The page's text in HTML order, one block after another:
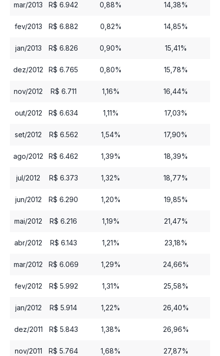
mar/2013 R$ 6.942 0,88% 14,38%
fev/2013 R$ 6.882 0,82% 14,85%
jan/2013 R$ 6.826 0,90% 15,41%
dez/2012 R$ 6.765 0,80% 15,78%
nov/2012 R$ 6.711 1,16% 16,44%
out/2012 R$ 6.634 1,11% 17,03%
set/2012 R$ 6.562 1,54% 17,90%
ago/2012 R$ 6.462 1,39% 18,39%
jul/2012 R$ 6.373 1,32% 18,77%
jun/2012 R$ 6.290 1,20% 19,85%
mai/2012 R$ 6.216 1,19% 21,47%
abr/2012 R$ 6.143 1,21% 23,18%
mar/2012 R$ 6.069 1,29% 24,66%
fev/2012 R$ 5.992 1,31% 25,58%
jan/2012 R$ 5.914 1,22% 26,40%
dez/2011 R$ 5.843 1,38% 26,96%
nov/2011 R$ 5.764 1,68% 27,87%